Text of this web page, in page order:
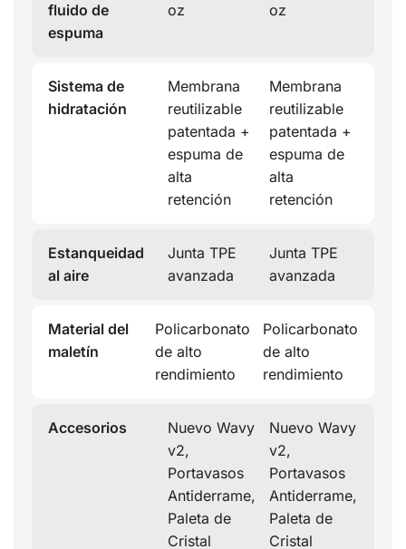
fluido de
espuma
oz
oz
Sistema de
hidratación
Membrana
reutilizable
patentada +
espuma de
alta
retención
Membrana
reutilizable
patentada +
espuma de
alta
retención
Estanqueidad
al aire
Junta TPE
avanzada
Junta TPE
avanzada
Material del
maletín
Policarbonato
de alto
rendimiento
Policarbonato
de alto
rendimiento
Accesorios
Nuevo Wavy
v2,
Portavasos
Antiderrame,
Paleta de
Cristal
Nuevo Wavy
v2,
Portavasos
Antiderrame,
Paleta de
Cristal